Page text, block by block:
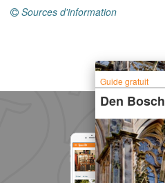
Sources d'information
Guide gratuit
Den Bosch